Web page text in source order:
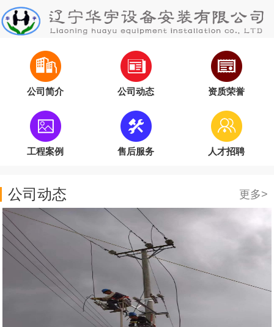
公司简介 公司动态 资质荣誉
工程案例 售后服务 人才招聘
公司动态 更多>